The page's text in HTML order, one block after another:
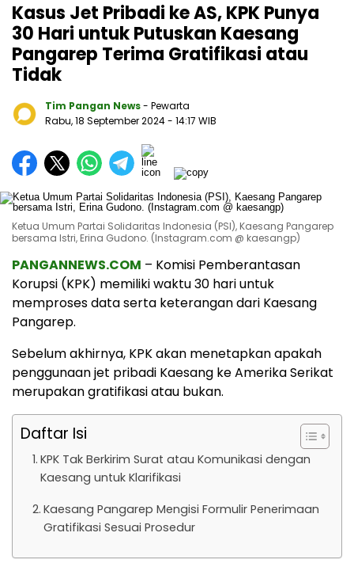
Kasus Jet Pribadi ke AS, KPK Punya
30 Hari untuk Putuskan Kaesang
Pangarep Terima Gratifikasi atau
Tidak
Tim Pangan News- Pewarta
Rabu, 18 September 2024- 14:17 WIB
Ketua Umum Partai Solidaritas Indonesia (PSI), Kaesang Pangarep
bersama Istri, Erina Gudono. (Instagram.com @ kaesangp)
PANGANNEWS.COM – Komisi Pemberantasan
Korupsi (KPK) memiliki waktu 30 hari untuk
memproses data serta keterangan dari Kaesang
Pangarep.
Sebelum akhirnya, KPK akan menetapkan apakah
penggunaan jet pribadi Kaesang ke Amerika Serikat
merupakan gratifikasi atau bukan.
Daftar Isi
KPK Tak Berkirim Surat atau Komunikasi dengan
Kaesang untuk Klarifikasi
Kaesang Pangarep Mengisi Formulir Penerimaan
Gratifikasi Sesuai Prosedur